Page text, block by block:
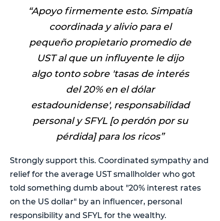
“Apoyo firmemente esto. Simpatía
coordinada y alivio para el
pequeño propietario promedio de
UST al que un influyente le dijo
algo tonto sobre 'tasas de interés
del 20% en el dólar
estadounidense', responsabilidad
personal y SFYL [o perdón por su
pérdida] para los ricos”
Strongly support this. Coordinated sympathy and
relief for the average UST smallholder who got
told something dumb about "20% interest rates
on the US dollar" by an influencer, personal
responsibility and SFYL for the wealthy.